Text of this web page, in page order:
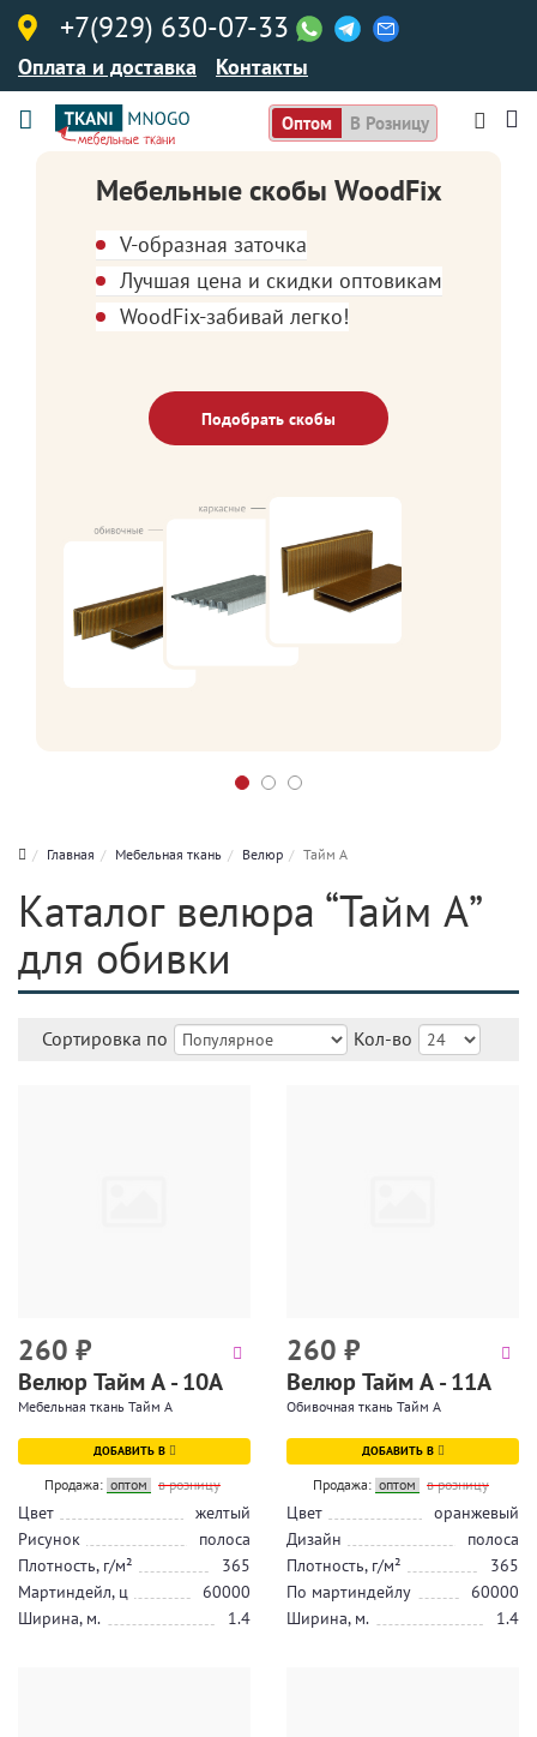
+7(929) 630-07-33
Оплата и доставка Контакты
Оптом В Розницу
Мебельные скобы WoodFix
V-образная заточка
Лучшая цена и скидки оптовикам
WoodFix-забивай легко!
Подобрать скобы
Главная Мебельная ткань Велюр Тайм А
Каталог велюра “Тайм А”
для обивки
Сортировка по Кол-во
260 ₽
Велюр Тайм А - 10А
Мебельная ткань Тайм А
ДОБАВИТЬ В
Продажа: оптом в розницу
Цвет
желтый
Рисунок
полоса
Плотность, г/м²
365
Мартиндейл, ц
60000
Ширина, м.
1.4
260 ₽
Велюр Тайм А - 11А
Обивочная ткань Тайм А
ДОБАВИТЬ В
Продажа: оптом в розницу
Цвет
оранжевый
Дизайн
полоса
Плотность, г/м²
365
По мартиндейлу
60000
Ширина, м.
1.4